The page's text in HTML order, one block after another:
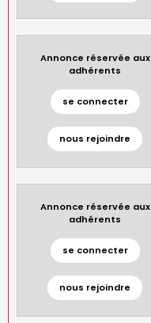
Annonce réservée aux
adhérents
se connecter
nous rejoindre
Annonce réservée aux
adhérents
se connecter
nous rejoindre